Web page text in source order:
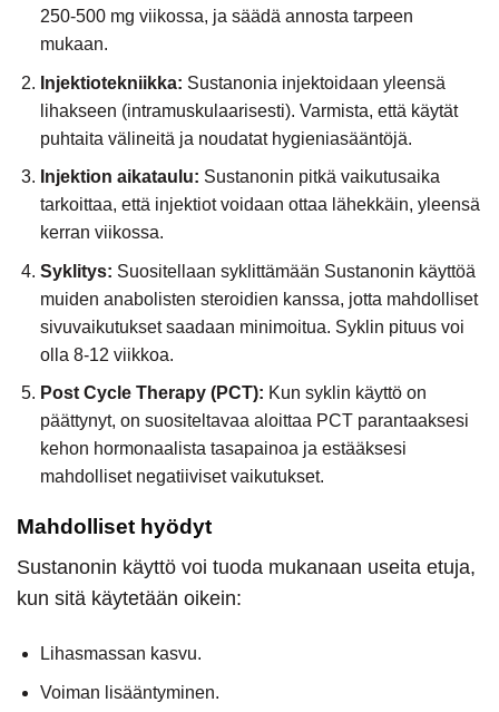
250-500 mg viikossa, ja säädä annosta tarpeen
mukaan.
Injektiotekniikka: Sustanonia injektoidaan yleensä
lihakseen (intramuskulaarisesti). Varmista, että käytät
puhtaita välineitä ja noudatat hygieniasääntöjä.
Injektion aikataulu: Sustanonin pitkä vaikutusaika
tarkoittaa, että injektiot voidaan ottaa lähekkäin, yleensä
kerran viikossa.
Syklitys: Suositellaan syklittämään Sustanonin käyttöä
muiden anabolisten steroidien kanssa, jotta mahdolliset
sivuvaikutukset saadaan minimoitua. Syklin pituus voi
olla 8-12 viikkoa.
Post Cycle Therapy (PCT): Kun syklin käyttö on
päättynyt, on suositeltavaa aloittaa PCT parantaaksesi
kehon hormonaalista tasapainoa ja estääksesi
mahdolliset negatiiviset vaikutukset.
Mahdolliset hyödyt
Sustanonin käyttö voi tuoda mukanaan useita etuja,
kun sitä käytetään oikein:
Lihasmassan kasvu.
Voiman lisääntyminen.